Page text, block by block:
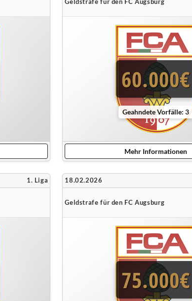
Geldstrafe für den FC Augsburg
60.000€
Geahndete Vorfälle: 3
Mehr Informationen
1. Liga 18.02.2026
Geldstrafe für den FC Augsburg
75.000€